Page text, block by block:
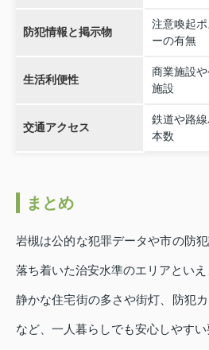
防犯情報と掲示物
注意喚起ポ
ーの有無
生活利便性
商業施設
施設
交通アクセス
鉄道や路線
本数
まとめ
岩槻は公的な犯罪データや市の防
落ち着いた治安水準のエリアといえ
静かな住宅街の多さや街灯、防犯
など、一人暮らしでも安心しやすい